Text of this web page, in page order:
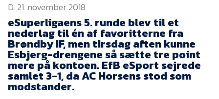
EfB Akademi
Sydvestjysk Fodbold
Samarbejde
Partnere
Blue Water Arena
Aktionærinformation
D. 21. november 2018
eSuperligaens 5. runde blev til et
nederlag til én af favoritterne fra
Brøndby IF, men tirsdag aften kunne
Esbjerg-drengene så sætte tre point
mere på kontoen. EfB eSport sejrede
samlet 3-1, da AC Horsens stod som
modstander.